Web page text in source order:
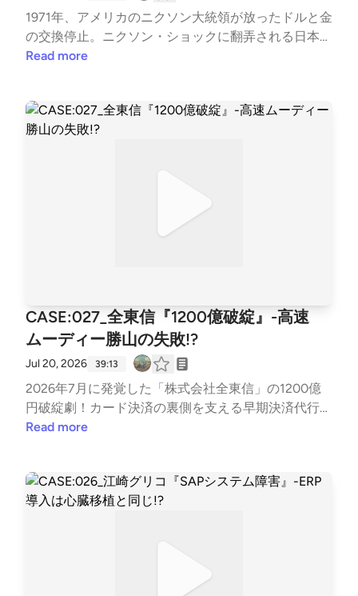
1971年、アメリカのニクソン大統領が放ったドルと金
の交換停止。ニクソン・ショックに翻弄される日本政
府は、必死の打開策を模索するも外貨準備を大爆散さ
した！日本人としては政治的にはニュートラルなスタ
ンスのつもりです。当時の関係者の皆さん、ナイスト
Read more
CASE:027_全東信『1200億破綻』-高速
ムーディー勝山の失敗!?
Jul 20, 2026 39:13
2026年7月に発覚した「株式会社全東信」の1200億
円破綻劇！カード決済の裏側を支える早期決済代行会
社が、なぜ夜の街で躓き、警察の摘発まで受けて、2
Read more